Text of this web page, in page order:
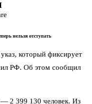
нельзя отступать
который фиксирует
РФ. Об этом сообщил
2 399 130 человек. Из